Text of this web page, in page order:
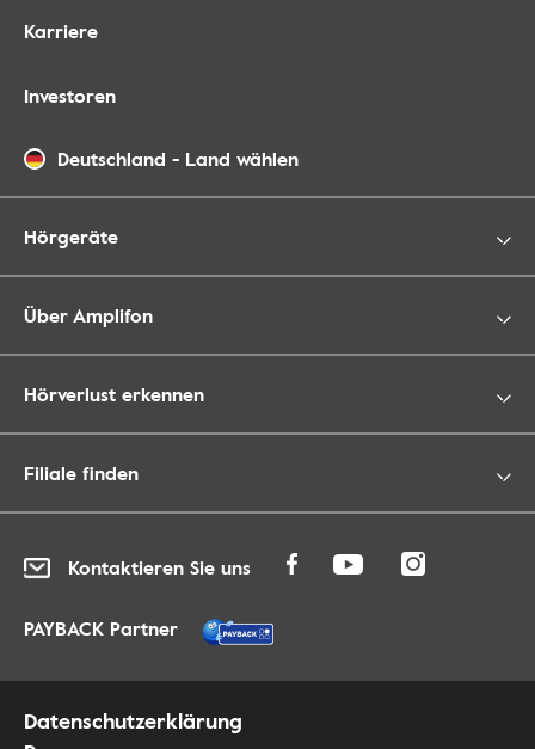
Karriere
Investoren
Deutschland - Land wählen
Hörgeräte
Über Amplifon
Hörverlust erkennen
Filiale finden
Kontaktieren Sie uns
PAYBACK Partner
Datenschutzerklärung